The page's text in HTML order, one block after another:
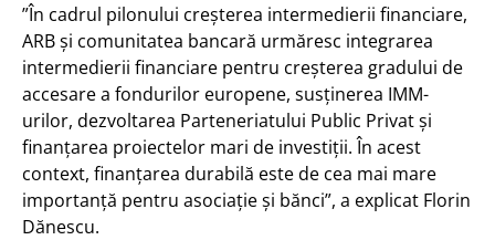
”În cadrul pilonului creșterea intermedierii financiare,
ARB și comunitatea bancară urmăresc integrarea
intermedierii financiare pentru creșterea gradului de
accesare a fondurilor europene, susținerea IMM-
urilor, dezvoltarea Parteneriatului Public Privat și
finanțarea proiectelor mari de investiții. În acest
context, finanțarea durabilă este de cea mai mare
importanță pentru asociație și bănci”, a explicat Florin
Dănescu.